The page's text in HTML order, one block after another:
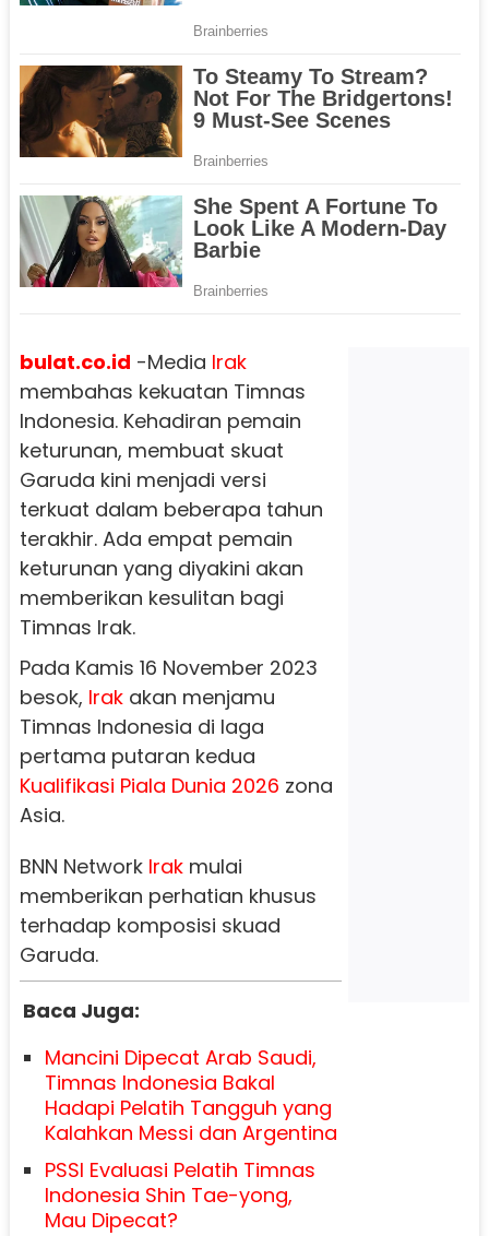
bulat.co.id -Media Irak
membahas kekuatan Timnas
Indonesia. Kehadiran pemain
keturunan, membuat skuat
Garuda kini menjadi versi
terkuat dalam beberapa tahun
terakhir. Ada empat pemain
keturunan yang diyakini akan
memberikan kesulitan bagi
Timnas Irak.
Pada Kamis 16 November 2023
besok, Irakakan menjamu
Timnas Indonesia di laga
pertama putaran kedua
Kualifikasi Piala Dunia 2026 zona
Asia.
BNN Network Irakmulai
memberikan perhatian khusus
terhadap komposisi skuad
Garuda.
Baca Juga:
Mancini Dipecat Arab Saudi,
Timnas Indonesia Bakal
Hadapi Pelatih Tangguh yang
Kalahkan Messi dan Argentina
PSSI Evaluasi Pelatih Timnas
Indonesia Shin Tae-yong,
Mau Dipecat?